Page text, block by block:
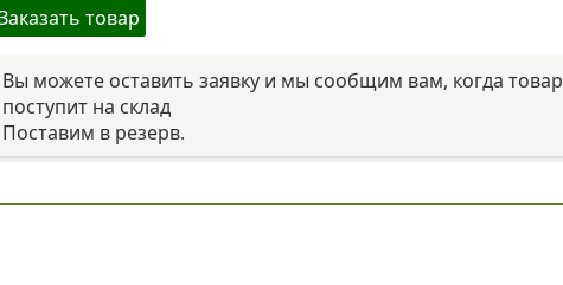
товар
Вы можете оставить заявку и мы сообщим вам, когда товар
поступит на склад
Поставим в резерв.